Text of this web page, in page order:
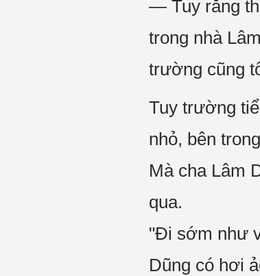
— Tuy rằng
trong nhà
trường cũng
Tuy trường
nhỏ, bên
Mà cha Lâm
qua.
"Đi sớm như
Dũng có hơi